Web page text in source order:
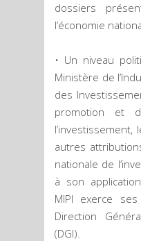
dossiers
l’économie
• Un niveau
Ministère de
des
promotion et
l’investissement,
autres
nationale de
à son
MIPI exerce
Direction
(DGI).